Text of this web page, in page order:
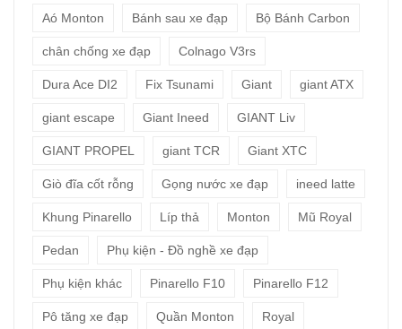
Aó Monton Bánh sau xe đạp Bộ Bánh Carbon
chân chống xe đạp Colnago V3rs
Dura Ace DI2 Fix Tsunami Giant giant ATX
giant escape Giant Ineed GIANT Liv
GIANT PROPEL giant TCR Giant XTC
Giò đĩa cốt rỗng Gọng nước xe đạp ineed latte
Khung Pinarello Líp thả Monton Mũ Royal
Pedan Phụ kiện - Đồ nghề xe đạp
Phụ kiện khác Pinarello F10 Pinarello F12
Pô tăng xe đạp Quần Monton Royal